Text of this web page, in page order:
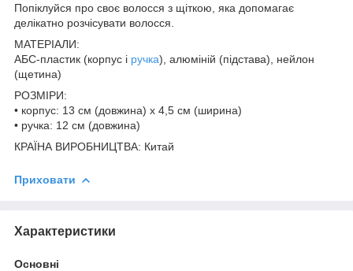
Попіклуйся про своє волосся з щіткою, яка допомагає
делікатно розчісувати волосся.
МАТЕРІАЛИ:
АБС-пластик (корпус і ручка), алюміній (підстава), нейлон
(щетина)
РОЗМІРИ:
• корпус: 13 см (довжина) х 4,5 см (ширина)
• ручка: 12 см (довжина)
КРАЇНА ВИРОБНИЦТВА: Китай
Приховати
Характеристики
Основні